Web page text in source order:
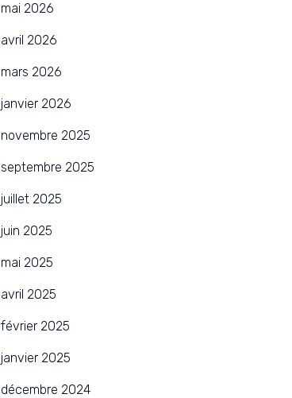
mai 2026
avril 2026
mars 2026
janvier 2026
novembre 2025
septembre 2025
juillet 2025
juin 2025
mai 2025
avril 2025
février 2025
janvier 2025
décembre 2024